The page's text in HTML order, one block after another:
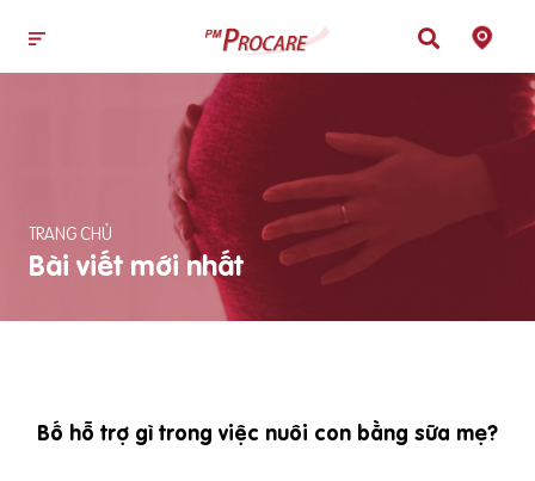
TRANG CHỦ
Bài viết mới nhất
Bố hỗ trợ gì trong việc nuôi con bằng sữa mẹ?